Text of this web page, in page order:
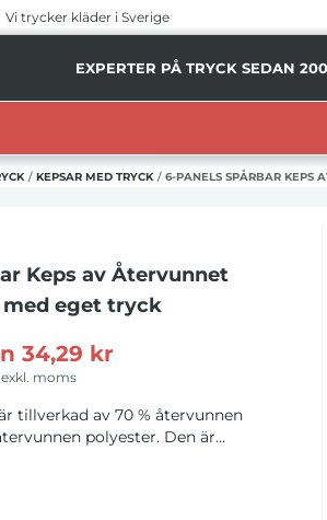
Vi trycker kläder i Sverige
EXPERTER PÅ TRYCK SEDAN
/ KEPSAR MED TRYCK / 6-PANELS SPÅRBAR KEPS
Keps av Återvunnet
med eget tryck
34,29 kr
exkl. moms
tillverkad av 70 % återvunnen
polyester. Den är